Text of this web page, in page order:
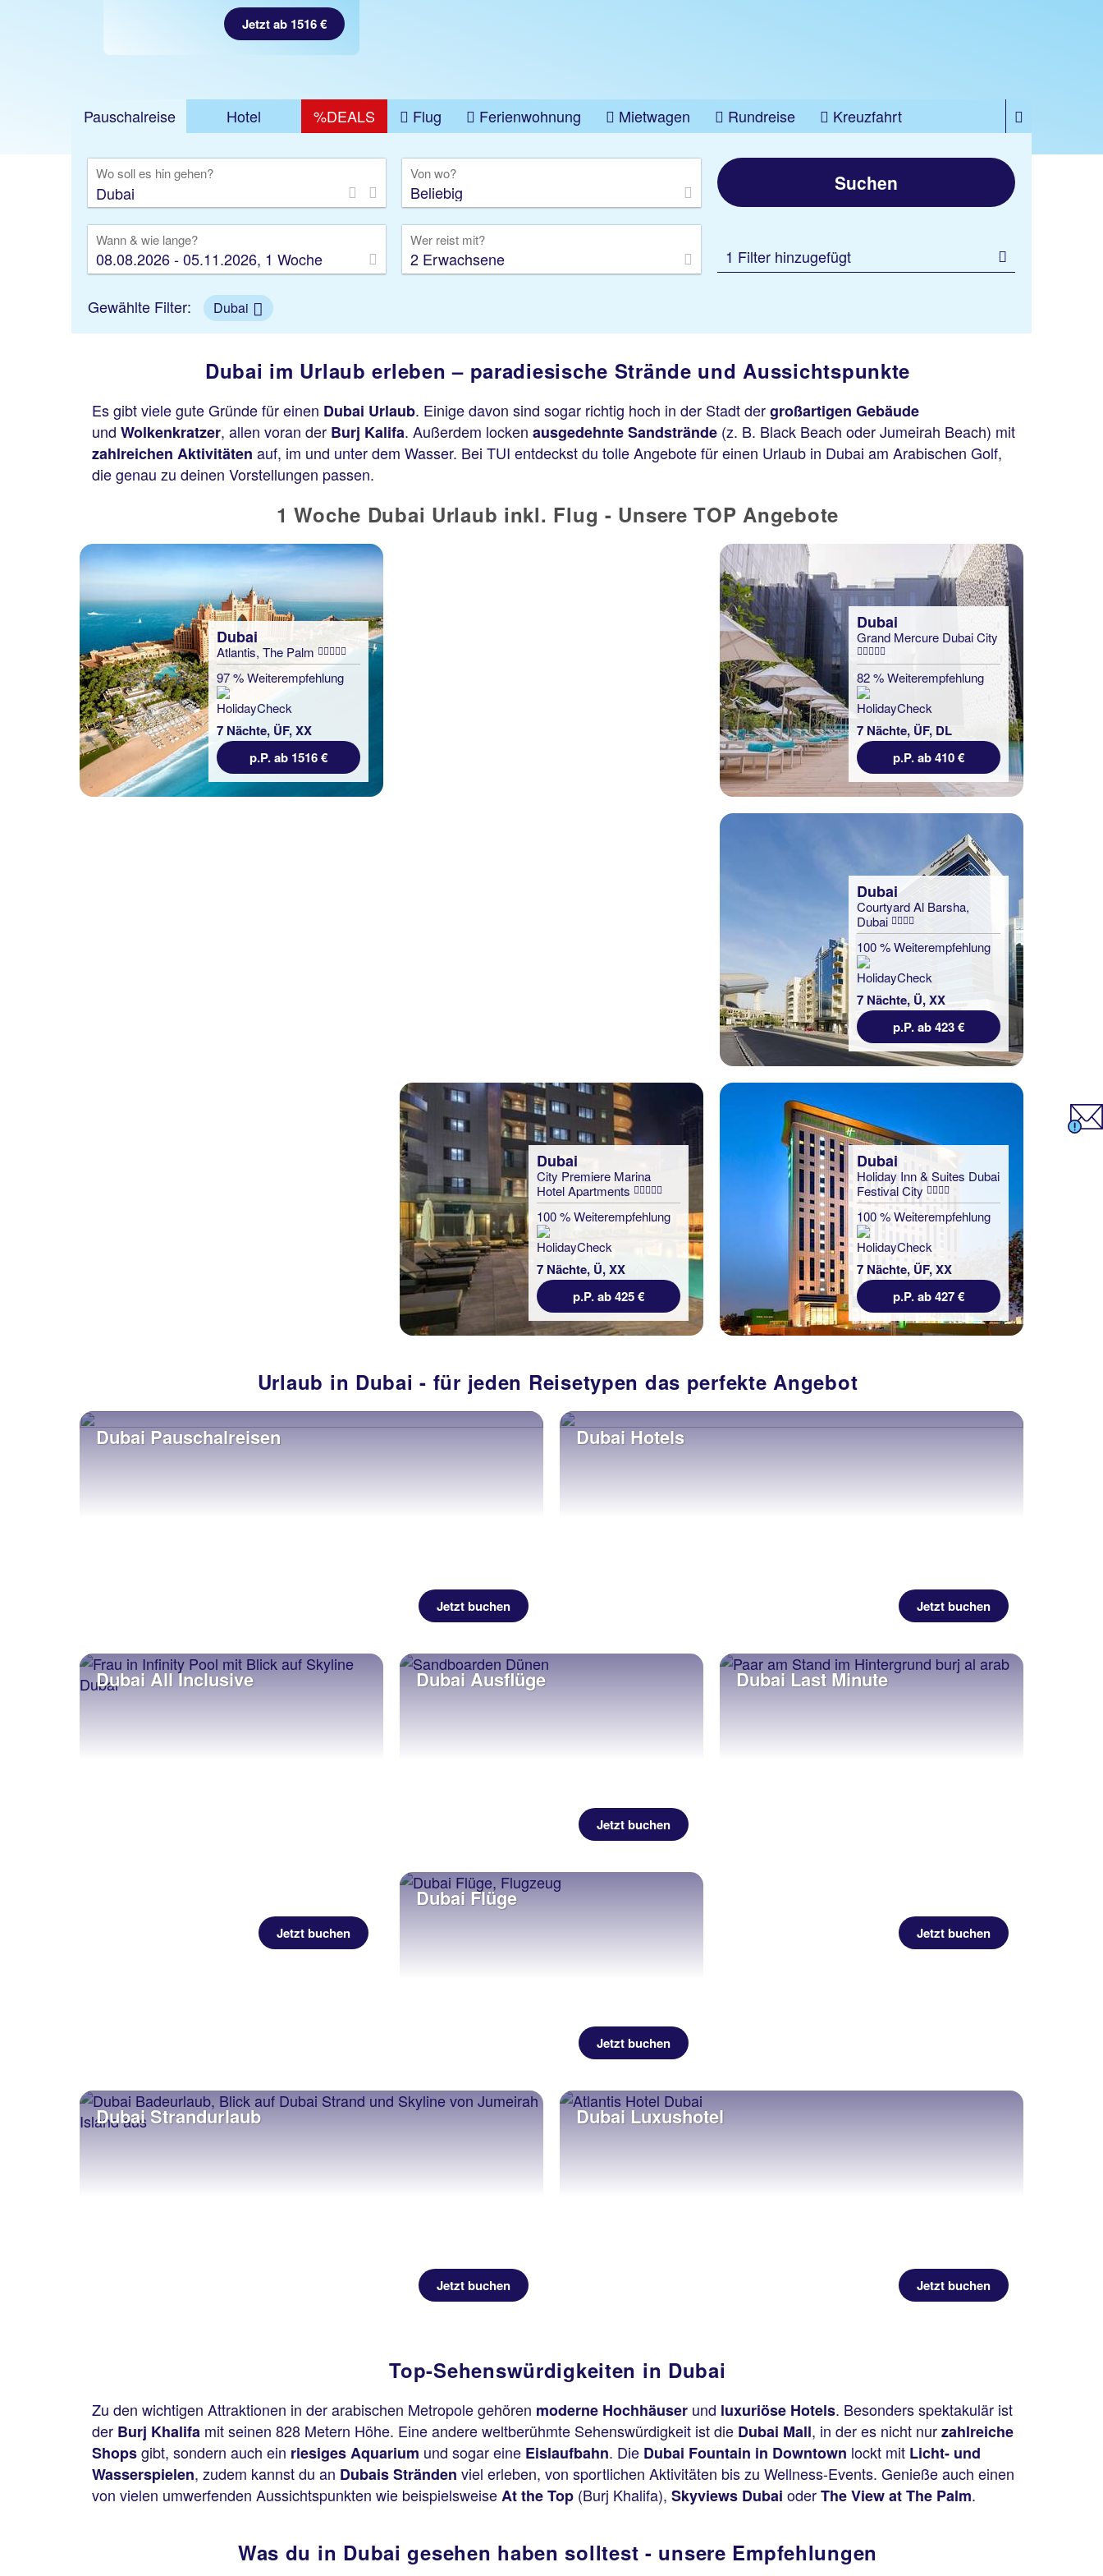
Jetzt ab 1516 €
Pauschalreise Hotel %DEALS Flug Ferienwohnung Mietwagen Rundreise
Kreuzfahrt
Wo soll es hin gehen? Von wo?
Beliebig
Wann & wie lange?
08.08.2026 - 05.11.2026, 1 Woche
Wer reist mit?
2 Erwachsene
Suchen
1 Filter hinzugefügt
Gewählte Filter: Dubai
Dubai im Urlaub erleben – paradiesische Strände und Aussichtspunkte
Es gibt viele gute Gründe für einen Dubai Urlaub. Einige davon sind sogar richtig hoch in der Stadt dergroßartigen Gebäude
und Wolkenkratzer, allen voran der Burj Kalifa. Außerdem locken ausgedehnte Sandstrände (z. B. Black Beach oder Jumeirah Beach) mit
zahlreichen Aktivitäten auf, im und unter dem Wasser. Bei TUI entdeckst du tolle Angebote für einen Urlaub in Dubai am Arabischen Golf,
die genau zu deinen Vorstellungen passen.
1 Woche Dubai Urlaub inkl. Flug - Unsere TOP Angebote
Dubai
Atlantis, The Palm
97 % Weiterempfehlung
7 Nächte, ÜF, XX
p.P. ab 1516 €
Dubai
88 % Weiterempfehlung
p.P. ab 407 €
Dubai
Grand Mercure Dubai City
82 % Weiterempfehlung
7 Nächte, ÜF, DL
p.P. ab 410 €
Dubai
SUHA Al Jaddaf
100 % Weiterempfehlung
7 Nächte, Ü, St
p.P. ab 412 €
Dubai
Courtyard Al Barsha,
Dubai
100 % Weiterempfehlung
7 Nächte, Ü, XX
p.P. ab 423 €
Dubai
City Premiere Marina
Hotel Apartments
100 % Weiterempfehlung
7 Nächte, Ü, XX
p.P. ab 425 €
Dubai
Holiday Inn & Suites Dubai
Festival City
100 % Weiterempfehlung
7 Nächte, ÜF, XX
p.P. ab 427 €
Urlaub in Dubai - für jeden Reisetypen das perfekte Angebot
Dubai Pauschalreisen
Jetzt buchen
Dubai Hotels
Jetzt buchen
Dubai All Inclusive
Jetzt buchen
Dubai Ausflüge
Jetzt buchen
Dubai Flüge
Jetzt buchen
Dubai Last Minute
Jetzt buchen
Dubai Strandurlaub
Jetzt buchen
Dubai Luxushotel
Jetzt buchen
Top-Sehenswürdigkeiten in Dubai
Zu den wichtigen Attraktionen in der arabischen Metropole gehören moderne Hochhäuser und luxuriöse Hotels. Besonders spektakulär ist
der Burj Khalifa mit seinen 828 Metern Höhe. Eine andere weltberühmte Sehenswürdigkeit ist die Dubai Mall, in der es nicht nurzahlreiche
Shopsgibt, sondern auch ein riesiges Aquarium und sogar eine Eislaufbahn. Die Dubai Fountain in Downtown lockt mit Licht- und
Wasserspielen, zudem kannst du an Dubais Stränden viel erleben, von sportlichen Aktivitäten bis zu Wellness-Events. Genieße auch einen
von vielen umwerfenden Aussichtspunkten wie beispielsweiseAt the Top (Burj Khalifa), Skyviews Dubai oderThe View at The Palm.
Was du in Dubai gesehen haben solltest - unsere Empfehlungen